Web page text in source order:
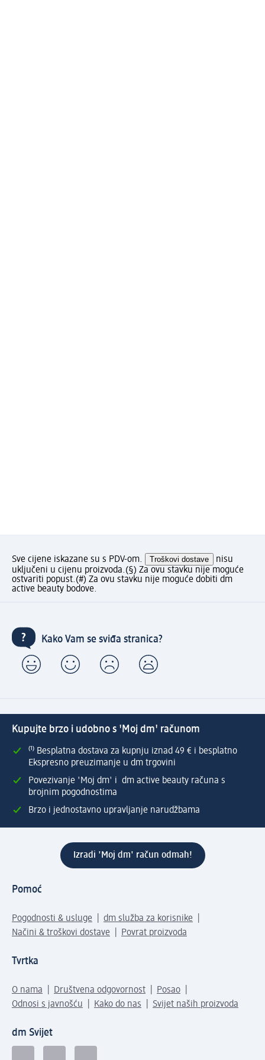
Sve cijene iskazane su s PDV-om. Troškovi dostave
nisu
uključeni u cijenu proizvoda.(§) Za ovu stavku nije moguće
ostvariti popust.(#) Za ovu stavku nije moguće dobiti dm
active beauty bodove.
Kako Vam se sviđa stranica?
Kupujte brzo i udobno s 'Moj dm' računom
⁽¹⁾ Besplatna dostava za kupnju iznad 49 € i besplatno
Ekspresno preuzimanje u dm trgovini
Povezivanje 'Moj dm' i dm active beauty računa s
brojnim pogodnostima
Brzo i jednostavno upravljanje narudžbama
Izradi 'Moj dm' račun odmah!
Pomoć
Pogodnosti & usluge
dm služba za korisnike
Načini & troškovi dostave
Povrat proizvoda
Tvrtka
O nama Društvena odgovornost
Posao
Odnosi s javnošću
Kako do nas Svijet naših proizvoda
dm Svijet